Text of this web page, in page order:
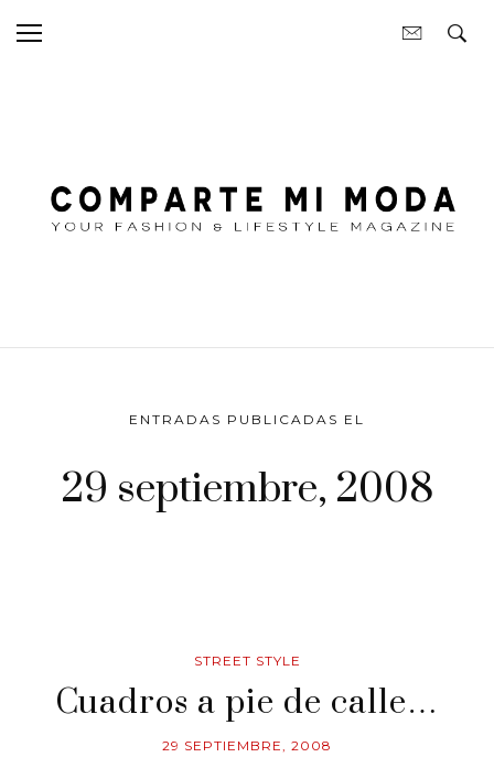
ENTRADAS PUBLICADAS EL
29 septiembre, 2008
STREET STYLE
Cuadros a pie de calle…
29 SEPTIEMBRE, 2008